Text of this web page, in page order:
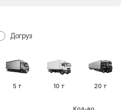
Догруз
5 т 10 т 20 т